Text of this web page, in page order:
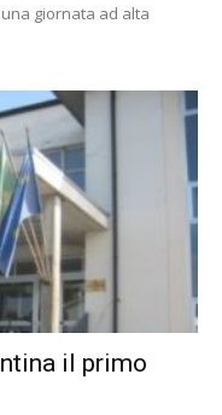
giornata ad alta
il primo